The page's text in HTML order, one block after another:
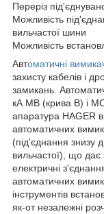
Переріз
Можливість
вильчастої шини
Можливість
Автоматичні
захисту кабелів і
замикань.
кА MB (крива В) і
апаратура HAGER
автоматичних
(під'єднання знизу
вильчастої), що дає
електричні
автоматичних
інструментів
як-от незалежні